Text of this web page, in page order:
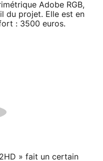
Adobe RGB,
du projet. Elle est en
: 3500 euros.
» fait un certain